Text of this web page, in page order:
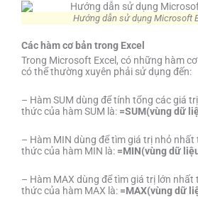
Hướng dẫn sử dụng Microsoft
Các hàm cơ bản trong Excel
Trong Microsoft Excel, có những hàm
có thể thường xuyên phải sử dụng đến:
– Hàm SUM dùng để tính tổng các giá
thức của hàm SUM là: =SUM(vùng dữ
– Hàm MIN dùng để tìm giá trị nhỏ
thức của hàm MIN là: =MIN(vùng dữ
– Hàm MAX dùng để tìm giá trị lớn nhất
thức của hàm MAX là: =MAX(vùng dữ